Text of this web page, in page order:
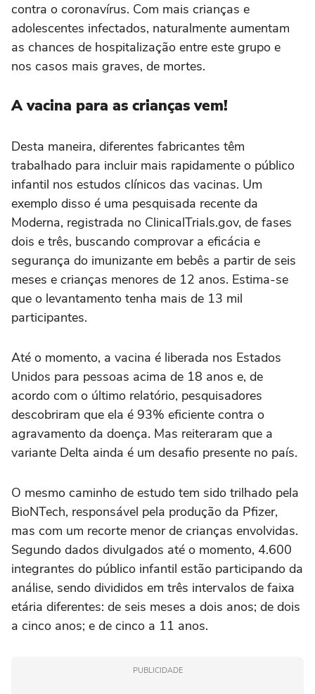
contra o coronavírus. Com mais crianças e
adolescentes infectados, naturalmente aumentam
as chances de hospitalização entre este grupo e
nos casos mais graves, de mortes.
A vacina para as crianças vem!
Desta maneira, diferentes fabricantes têm
trabalhado para incluir mais rapidamente o público
infantil nos estudos clínicos das vacinas. Um
exemplo disso é uma pesquisada recente da
Moderna, registrada no ClinicalTrials.gov, de fases
dois e três, buscando comprovar a eficácia e
segurança do imunizante em bebês a partir de seis
meses e crianças menores de 12 anos. Estima-se
que o levantamento tenha mais de 13 mil
participantes.
Até o momento, a vacina é liberada nos Estados
Unidos para pessoas acima de 18 anos e, de
acordo com o último relatório, pesquisadores
descobriram que ela é 93% eficiente contra o
agravamento da doença. Mas reiteraram que a
variante Delta ainda é um desafio presente no país.
O mesmo caminho de estudo tem sido trilhado pela
BioNTech, responsável pela produção da Pfizer,
mas com um recorte menor de crianças envolvidas.
Segundo dados divulgados até o momento, 4.600
integrantes do público infantil estão participando da
análise, sendo divididos em três intervalos de faixa
etária diferentes: de seis meses a dois anos; de dois
a cinco anos; e de cinco a 11 anos.
PUBLICIDADE